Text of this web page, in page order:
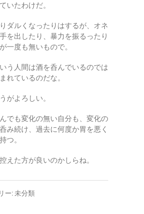
いたわけだ。
ダルくなったりはするが、オネ
を出したり、暴力を振るったり
一度も無いもので。
う人間は酒を呑んでいるのでは
れているのだな。
がよろしい。
でも変化の無い自分も、変化の
み続け、過去に何度か胃を悪く
つ。
えた方が良いのかしらね。
ー: 未分類